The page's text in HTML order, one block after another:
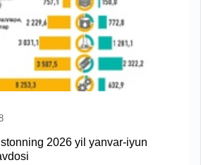
2026 yil yanvar-iyun